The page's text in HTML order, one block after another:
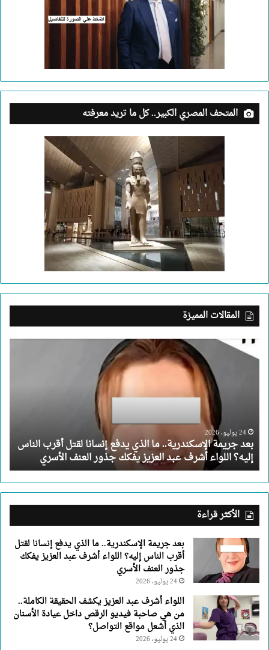
المتحف المصري الكبير.. كل ما تريد معرفته
المقالات المميزة
بعد
جريمة
لقتل
أقرب
الناس
إليه؟
اللواء
أشرف
عبد
العزيز
جذور
العنف
الأسري
24 يوليو، 2026
بعد جريمة الإسكندرية.. ما الذي يدفع إنسانا لقتل أقرب الناس
إليه؟ اللواء أشرف عبد العزيز يفكك جذور العنف الأسري
الأكثر قراءة
بعد جريمة الإسكندرية.. ما الذي يدفع إنسانا لقتل
أقرب الناس إليه؟ اللواء أشرف عبد العزيز يفكك
جذور العنف الأسري
24 يوليو، 2026
اللواء أشرف عبد العزيز يكشف الحقيقة الكاملة..
من هي صاحبة فيديو الرقص داخل عيادة الأسنان
الذي أشعل مواقع التواصل؟
24 يوليو، 2026